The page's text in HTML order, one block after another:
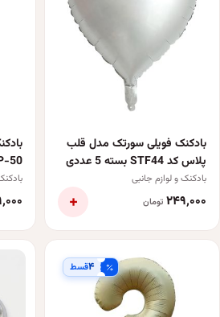
بادکنک فویلی سورتک مدل قلب
پلاس کد STF44 بسته 5 عددی
بادکنک و لوازم جانبی
۲۴۹٬۰۰۰ تومان +
50
۴قسط